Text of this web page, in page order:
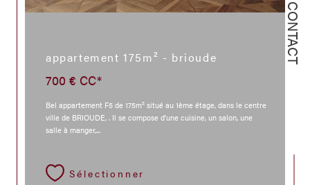
CONTACT
appartement 175m² - brioude
700 € CC*
Bel appartement F5 de 175m² situé au 1ème étage, dans le centre
ville de BRIOUDE, . Il se compose d'une cuisine, un salon, une
salle à manger,...
Sélectionner